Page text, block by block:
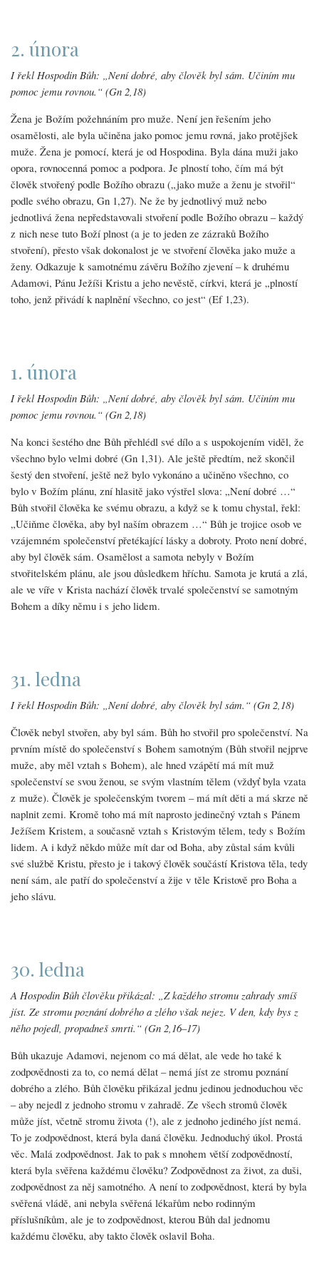
2. února
I řekl Hospodin Bůh: „Není dobré, aby člověk byl sám. Učiním mu
pomoc jemu rovnou.“ (Gn 2,18)
Žena je Božím požehnáním pro muže. Není jen řešením jeho
osamělosti, ale byla učiněna jako pomoc jemu rovná, jako protějšek
muže. Žena je pomocí, která je od Hospodina. Byla dána muži jako
opora, rovnocenná pomoc a podpora. Je plností toho, čím má být
člověk stvořený podle Božího obrazu („jako muže a ženu je stvořil“
podle svého obrazu, Gn 1,27). Ne že by jednotlivý muž nebo
jednotlivá žena nepředstavovali stvoření podle Božího obrazu – každý
z nich nese tuto Boží plnost (a je to jeden ze zázraků Božího
stvoření), přesto však dokonalost je ve stvoření člověka jako muže a
ženy. Odkazuje k samotnému závěru Božího zjevení – k druhému
Adamovi, Pánu Ježíši Kristu a jeho nevěstě, církvi, která je „plností
toho, jenž přivádí k naplnění všechno, co jest“ (Ef 1,23).
1. února
I řekl Hospodin Bůh: „Není dobré, aby člověk byl sám. Učiním mu
pomoc jemu rovnou.“ (Gn 2,18)
Na konci šestého dne Bůh přehlédl své dílo a s uspokojením viděl, že
všechno bylo velmi dobré (Gn 1,31). Ale ještě předtím, než skončil
šestý den stvoření, ještě než bylo vykonáno a učiněno všechno, co
bylo v Božím plánu, zní hlasitě jako výstřel slova: „Není dobré …“
Bůh stvořil člověka ke svému obrazu, a když se k tomu chystal, řekl:
„Učiňme člověka, aby byl naším obrazem …“ Bůh je trojice osob ve
vzájemném společenství přetékající lásky a dobroty. Proto není dobré,
aby byl člověk sám. Osamělost a samota nebyly v Božím
stvořitelském plánu, ale jsou důsledkem hříchu. Samota je krutá a zlá,
ale ve víře v Krista nachází člověk trvalé společenství se samotným
Bohem a díky němu i s jeho lidem.
31. ledna
I řekl Hospodin Bůh: „Není dobré, aby člověk byl sám.“ (Gn 2,18)
Člověk nebyl stvořen, aby byl sám. Bůh ho stvořil pro společenství. Na
prvním místě do společenství s Bohem samotným (Bůh stvořil nejprve
muže, aby měl vztah s Bohem), ale hned vzápětí má mít muž
společenství se svou ženou, se svým vlastním tělem (vždyť byla vzata
z muže). Člověk je společenským tvorem – má mít děti a má skrze ně
naplnit zemi. Kromě toho má mít naprosto jedinečný vztah s Pánem
Ježíšem Kristem, a současně vztah s Kristovým tělem, tedy s Božím
lidem. A i když někdo může mít dar od Boha, aby zůstal sám kvůli
své službě Kristu, přesto je i takový člověk součástí Kristova těla, tedy
není sám, ale patří do společenství a žije v těle Kristově pro Boha a
jeho slávu.
30. ledna
A Hospodin Bůh člověku přikázal: „Z každého stromu zahrady smíš
jíst. Ze stromu poznání dobrého a zlého však nejez. V den, kdy bys z
něho pojedl, propadneš smrti.“ (Gn 2,16–17)
Bůh ukazuje Adamovi, nejenom co má dělat, ale vede ho také k
zodpovědnosti za to, co nemá dělat – nemá jíst ze stromu poznání
dobrého a zlého. Bůh člověku přikázal jednu jedinou jednoduchou věc
– aby nejedl z jednoho stromu v zahradě. Ze všech stromů člověk
může jíst, včetně stromu života (!), ale z jednoho jediného jíst nemá.
To je zodpovědnost, která byla daná člověku. Jednoduchý úkol. Prostá
věc. Malá zodpovědnost. Jak to pak s mnohem větší zodpovědností,
která byla svěřena každému člověku? Zodpovědnost za život, za duši,
zodpovědnost za něj samotného. A není to zodpovědnost, která by byla
svěřená vládě, ani nebyla svěřená lékařům nebo rodinným
příslušníkům, ale je to zodpovědnost, kterou Bůh dal jednomu
každému člověku, aby takto člověk oslavil Boha.